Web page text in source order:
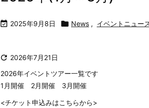
 2025年9月8日  News , イベントニュー
 2026年7月21日
2026年イベントツアー一覧です
1月開催 2月開催 3月開催
<チケット申込みはこちらから>